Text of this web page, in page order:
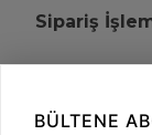
Sipariş
BÜLTENE